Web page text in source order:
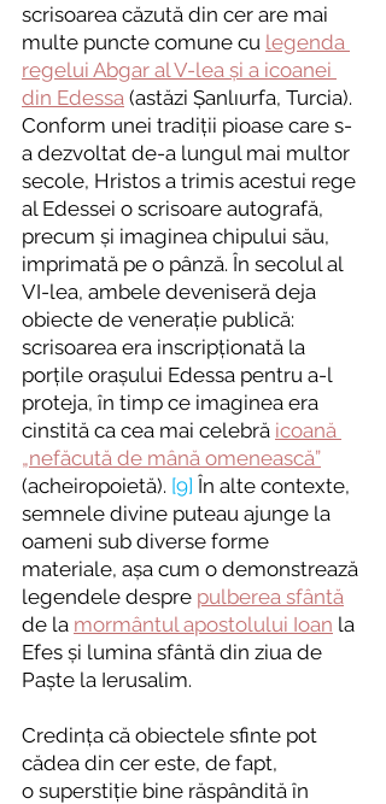
scrisoarea căzută din cer are mai
multe puncte comune cu legenda
regelui Abgar al V-lea și a icoanei
din Edessa (astăzi Șanlıurfa, Turcia).
Conform unei tradiții pioase care s-
a dezvoltat de-a lungul mai multor
secole, Hristos a trimis acestui rege
al Edessei o scrisoare autografă,
precum și imaginea chipului său,
imprimată pe o pânză. În secolul al
VI-lea, ambele deveniseră deja
obiecte de venerație publică:
scrisoarea era inscripționată la
porțile orașului Edessa pentru a-l
proteja, în timp ce imaginea era
cinstită ca cea mai celebră icoană
„nefăcută de mână omenească”
(acheiropoietă). [9] În alte contexte,
semnele divine puteau ajunge la
oameni sub diverse forme
materiale, așa cum o demonstrează
legendele despre pulberea sfântă
de la mormântul apostolului Ioan la
Efes și lumina sfântă din ziua de
Paște la Ierusalim.
Credința că obiectele sfinte pot
cădea din cer este, de fapt,
o superstiție bine răspândită în